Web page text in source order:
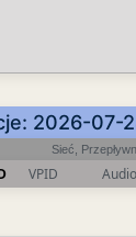
2026-07-
Sieć,
VPID Audio